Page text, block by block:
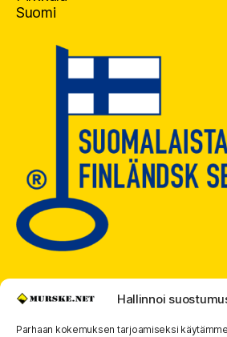
Hallinnoi
Parhaan kokemuksen tarjoamiseksi
Suomi